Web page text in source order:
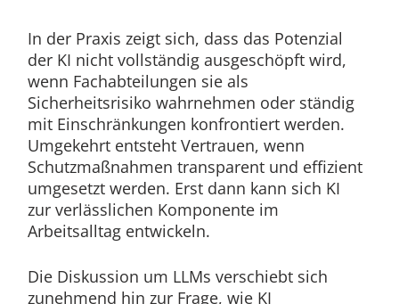
In der Praxis zeigt sich, dass das Potenzial
der KI nicht vollständig ausgeschöpft wird,
wenn Fachabteilungen sie als
Sicherheitsrisiko wahrnehmen oder ständig
mit Einschränkungen konfrontiert werden.
Umgekehrt entsteht Vertrauen, wenn
Schutzmaßnahmen transparent und effizient
umgesetzt werden. Erst dann kann sich KI
zur verlässlichen Komponente im
Arbeitsalltag entwickeln.
Die Diskussion um LLMs verschiebt sich
zunehmend hin zur Frage, wie KI